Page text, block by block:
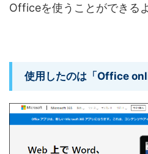
Officeを使うことができる
使用したのは「Office